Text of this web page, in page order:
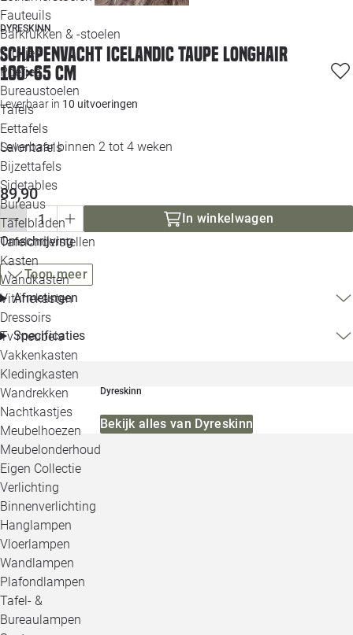
Fauteuils
Barkrukken & -stoelen
Krukjes
Poefjes
Bureaustoelen
Tafels
Eettafels
Salontafels
Bijzettafels
Sidetables
Bureaus
Tafelbladen
Tafelonderstellen
Kasten
Wandkasten
Vitrinekasten
Dressoirs
Tv meubels
Vakkenkasten
Kledingkasten
Wandrekken
Nachtkastjes
Meubelhoezen
Meubelonderhoud
Eigen Collectie
Verlichting
Binnenverlichting
Hanglampen
Vloerlampen
Wandlampen
Plafondlampen
Tafel- &
Bureaulampen
Alle
DYRESKINN
Schapenvacht icelandic taupe longhair
100×65 cm
Leverbaar in 10 uitvoeringen
Leverbaar binnen 2 tot 4 weken
89,90
In winkelwagen
Omschrijving
Toon meer
Afmetingen
Specificaties
Dyreskinn
Bekijk alles van Dyreskinn